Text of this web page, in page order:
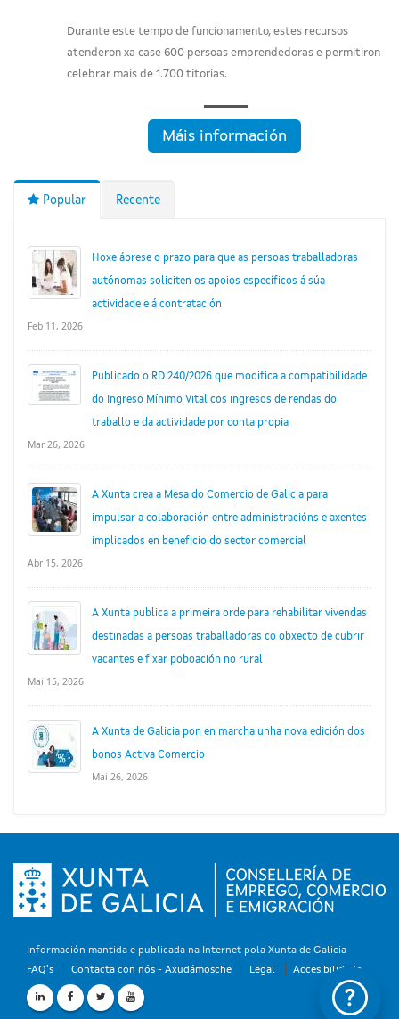
Durante este tempo de funcionamento, estes recursos
atenderon xa case 600 persoas emprendedoras e permitiron
celebrar máis de 1.700 titorías.
Máis información
Popular Recente
Hoxe ábrese o prazo para que as persoas traballadoras
autónomas soliciten os apoios específicos á súa
actividade e á contratación
Feb 11, 2026
Publicado o RD 240/2026 que modifica a compatibilidade
do Ingreso Mínimo Vital cos ingresos de rendas do
traballo e da actividade por conta propia
Mar 26, 2026
A Xunta crea a Mesa do Comercio de Galicia para
impulsar a colaboración entre administracións e axentes
implicados en beneficio do sector comercial
Abr 15, 2026
A Xunta publica a primeira orde para rehabilitar vivendas
destinadas a persoas traballadoras co obxecto de cubrir
vacantes e fixar poboación no rural
Mai 15, 2026
A Xunta de Galicia pon en marcha unha nova edición dos
bonos Activa Comercio
Mai 26, 2026
Información mantida e publicada na Internet pola Xunta de Galicia
FAQ's
Contacta con nós - Axudámosche Legal Accesibilidade